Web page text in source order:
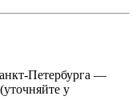
Петербурга —
у